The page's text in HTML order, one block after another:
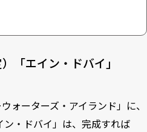
「エイン・ドバイ」
ォーターズ・アイランド」に、
・ドバイ」は、完成すれば